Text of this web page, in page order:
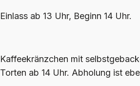
Einlass ab 13 Uhr, Beginn 14 Uhr.
Kaffeekränzchen mit
Torten ab 14 Uhr. Abholung ist